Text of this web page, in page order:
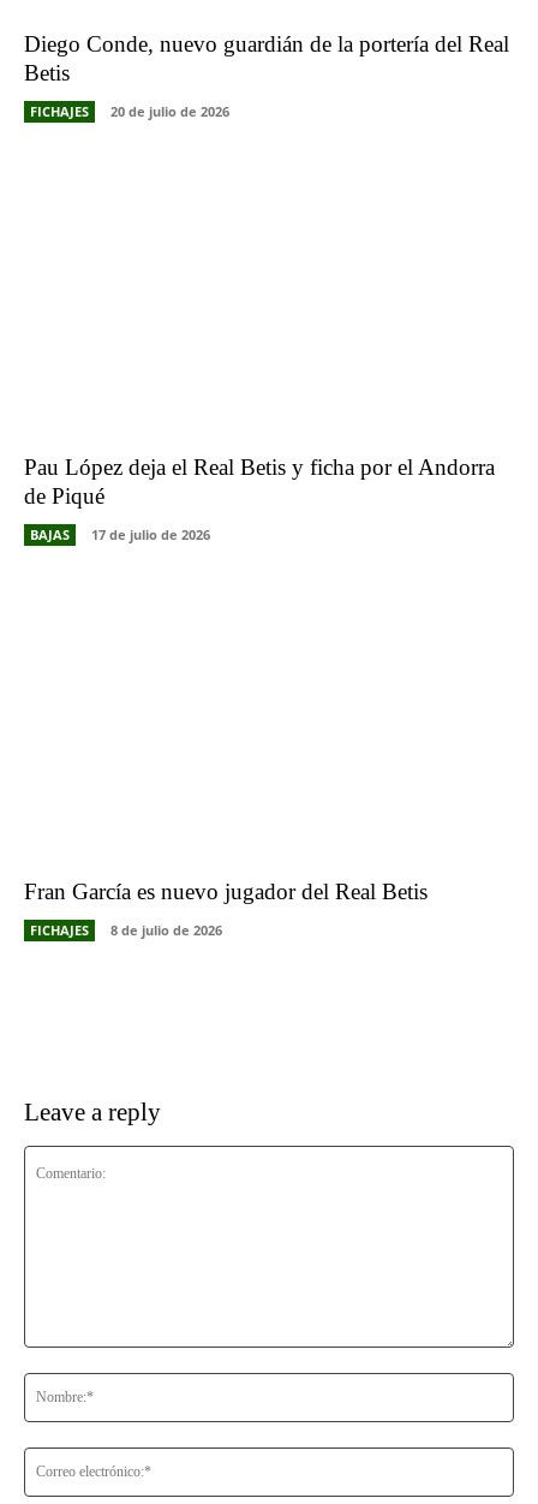
Diego Conde, nuevo guardián de la portería del Real
Betis
FICHAJES 20 de julio de 2026
Pau López deja el Real Betis y ficha por el Andorra
de Piqué
BAJAS 17 de julio de 2026
Fran García es nuevo jugador del Real Betis
FICHAJES 8 de julio de 2026
Leave a reply